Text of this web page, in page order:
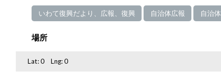
いわて復興だより、広報、復興 自治体広報 自治
場所
Lat:0 Lng:0